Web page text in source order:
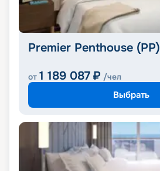
Premier Penthouse (PP)
от 1 189 087 ₽ /чел
Выбрать